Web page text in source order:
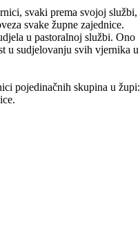
svaki prema svojoj službi,
svake župne zajednice.
u pastoralnoj službi. Ono
u sudjelovanju svih vjernika u
pojedinačnih skupina u župi: